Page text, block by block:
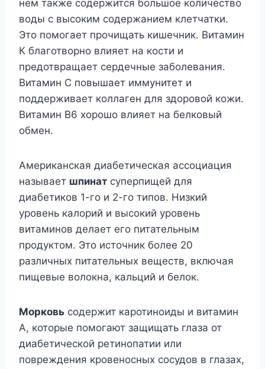
нем также содержится большое количество
воды с высоким содержанием клетчатки.
Это помогает прочищать кишечник. Витамин
К благотворно влияет на кости и
предотвращает сердечные заболевания.
Витамин С повышает иммунитет и
поддерживает коллаген для здоровой кожи.
Витамин В6 хорошо влияет на белковый
обмен.
Американская диабетическая ассоциация
называет шпинат суперпищей для
диабетиков 1-го и 2-го типов. Низкий
уровень калорий и высокий уровень
витаминов делает его питательным
продуктом. Это источник более 20
различных питательных веществ, включая
пищевые волокна, кальций и белок.
Морковь содержит каротиноиды и витамин
А, которые помогают защищать глаза от
диабетической ретинопатии или
повреждения кровеносных сосудов в глазах,